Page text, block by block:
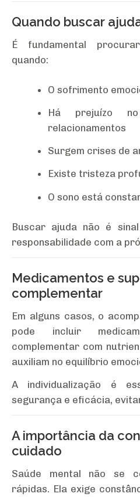
Quando buscar
É fundamental
quando:
O sofrimento
Há prejuízo
relacionamentos
Surgem crises de
Existe tristeza
O sono está
Buscar ajuda não é
responsabilidade com a
Medicamentos e
complementar
Em alguns casos, o
pode incluir
complementar com
auxiliam no equilíbrio
A individualização é
segurança e eficácia,
A importância da
cuidado
Saúde mental não se
rápidas. Ela exige